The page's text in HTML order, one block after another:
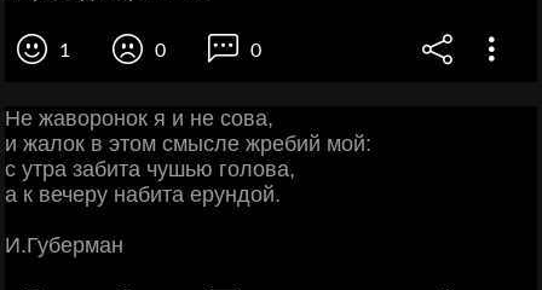
1 0 0
Не жаворонок я и не сова,
и жалок в этом смысле жребий мой:
с утра забита чушью голова,
а к вечеру набита ерундой.
И.Губерман